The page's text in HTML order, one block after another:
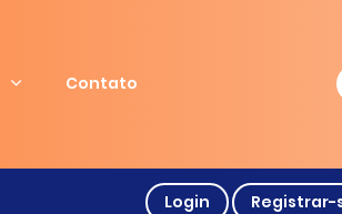
Contato
Login Registrar-